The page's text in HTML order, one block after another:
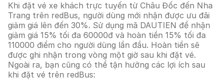
Khi đặt vé xe khách trực tuyến từ Châu Đốc đến Nha
Trang trên redBus, người dùng mới nhận được ưu đãi
giảm giá lên đến 30%. Sử dụng mã DAUTIEN để nhận
giảm giá 15% tối đa 60000đ và hoàn tiền 15% tối đa
110000 điểm cho người dùng lần đầu. Hoàn tiền sẽ
được ghi nhận trong vòng một giờ sau khi đặt vé.
Ngoài ra, bạn cũng có thể tận hưởng các lợi ích sau
khi đặt vé trên redBus: